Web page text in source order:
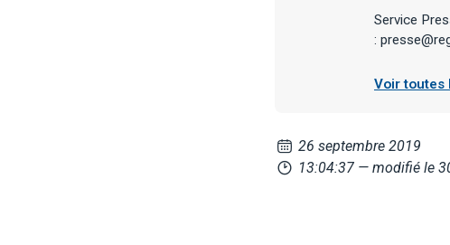
Service
:
Voir toutes
26 septembre 2019
13:04:37 — modifié le